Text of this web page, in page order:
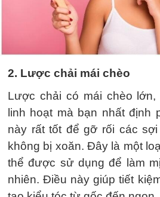
2. Lược chải mái chèo
Lược chải có mái chèo lớn,
linh hoạt mà bạn nhất định
này rất tốt để gỡ rối các
không bị xoăn. Đây là một
thể được sử dụng để làm
nhiên. Điều này giúp tiết